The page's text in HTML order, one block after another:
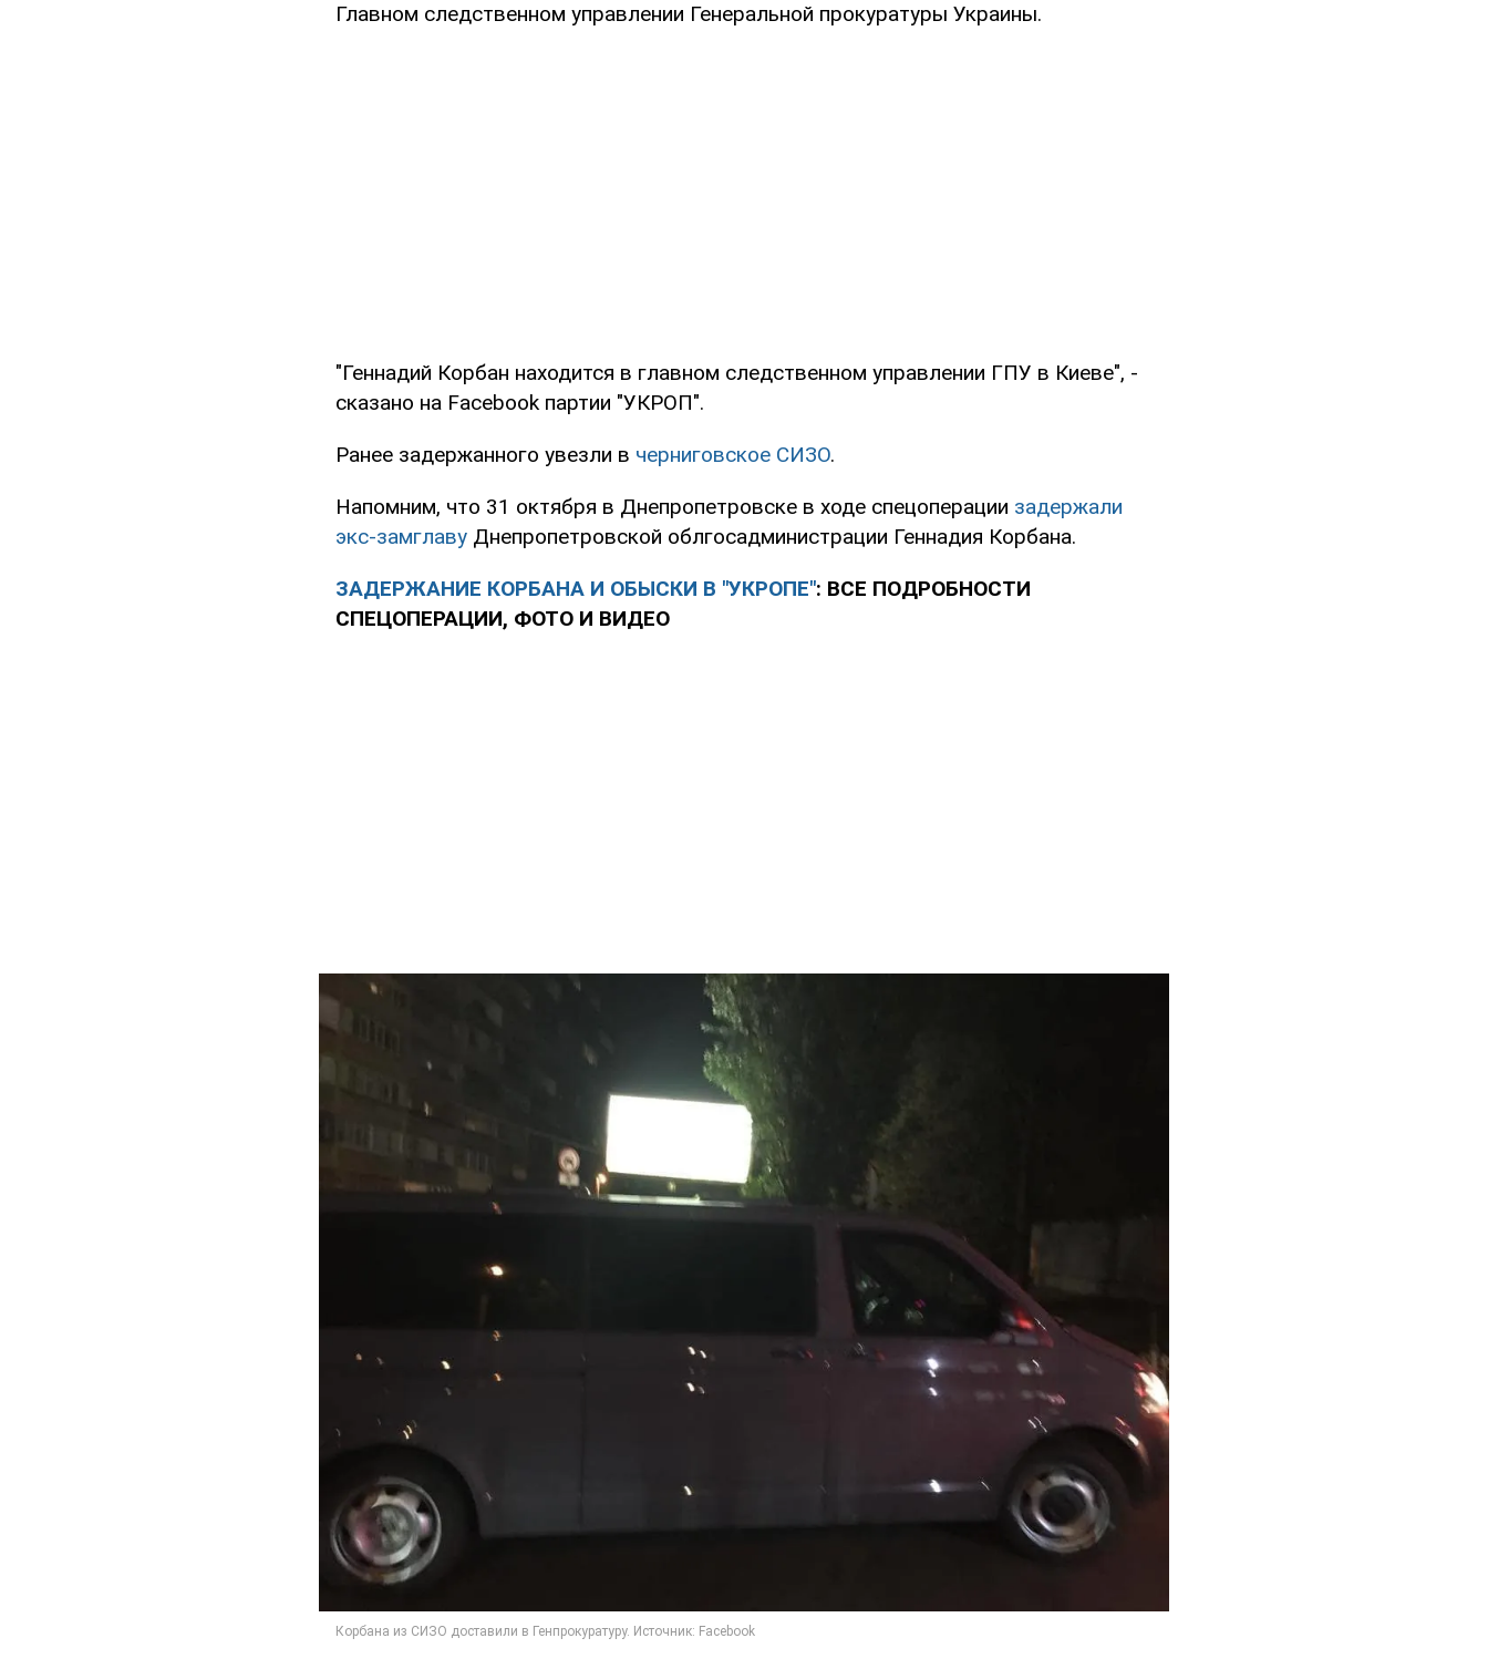
Главном следственном управлении Генеральной прокуратуры Украины.
"Геннадий Корбан находится в главном следственном управлении ГПУ в Киеве", -
сказано на Facebook партии "УКРОП".
Ранее задержанного увезли в черниговское СИЗО.
Напомним, что 31 октября в Днепропетровске в ходе спецоперации задержали
экс-замглаву Днепропетровской облгосадминистрации Геннадия Корбана.
ЗАДЕРЖАНИЕ КОРБАНА И ОБЫСКИ В "УКРОПЕ": ВСЕ ПОДРОБНОСТИ
СПЕЦОПЕРАЦИИ, ФОТО И ВИДЕО